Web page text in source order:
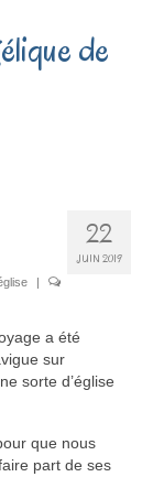
de
22
JUIN 2019
|
a été
sur
sorte d’église
que nous
part de ses